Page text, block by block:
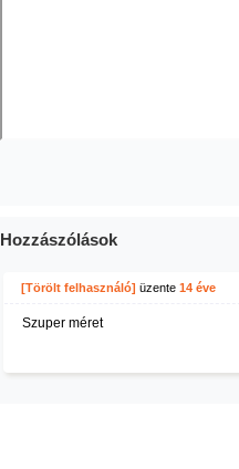
Hozzászólások
[Törölt felhasználó] üzente 14 éve
Szuper méret